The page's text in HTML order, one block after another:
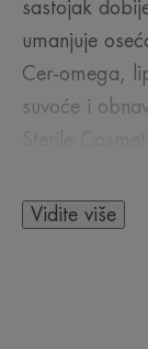
sastojak
umanjuje
Cer-omega,
suvoće i
primene, i
kože i njenog
mirisa,
Vidite više